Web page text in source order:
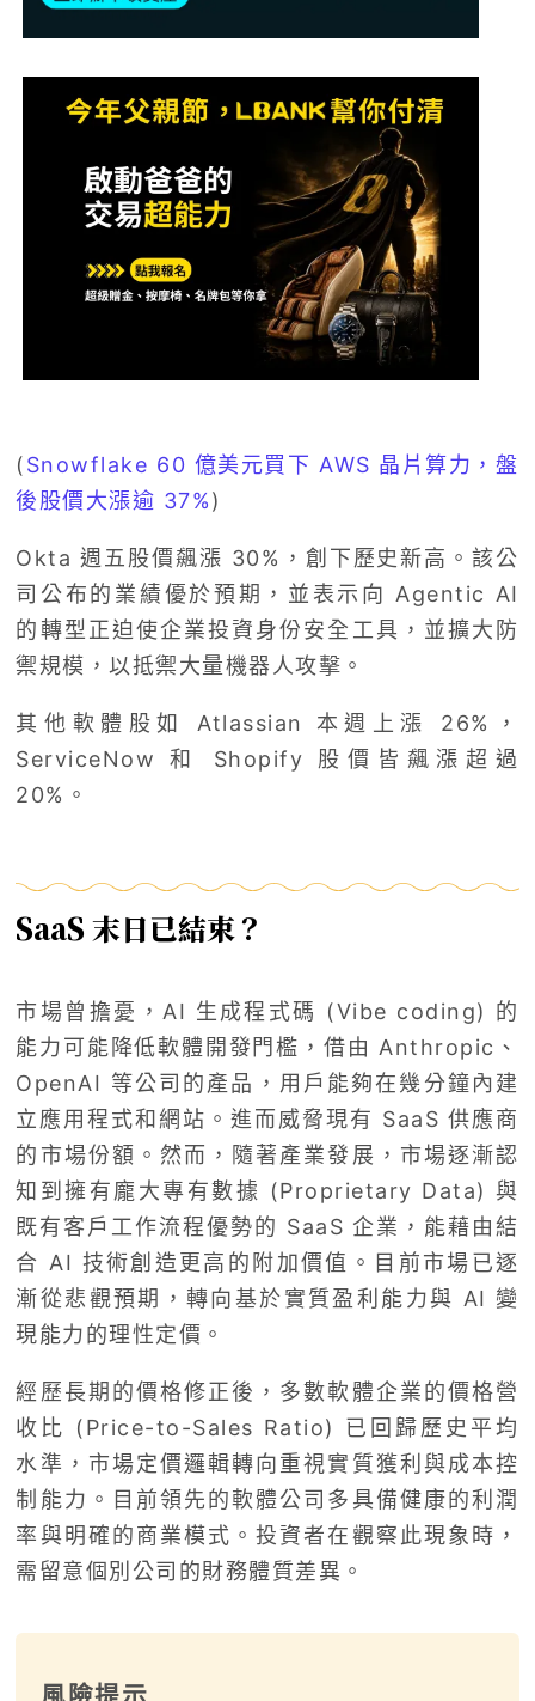
(Snowflake 60 億美元買下 AWS 晶片算力，盤
後股價大漲逾 37%)
Okta 週五股價飆漲 30%，創下歷史新高。該公
司公布的業績優於預期，並表示向 Agentic AI
的轉型正迫使企業投資身份安全工具，並擴大防
禦規模，以抵禦大量機器人攻擊。
其他軟體股如 Atlassian 本週上漲 26%，
ServiceNow 和 Shopify 股價皆飆漲超過
20%。
SaaS 末日已結束？
市場曾擔憂，AI 生成程式碼 (Vibe coding) 的
能力可能降低軟體開發門檻，借由 Anthropic、
OpenAI 等公司的產品，用戶能夠在幾分鐘內建
立應用程式和網站。進而威脅現有 SaaS 供應商
的市場份額。然而，隨著產業發展，市場逐漸認
知到擁有龐大專有數據 (Proprietary Data) 與
既有客戶工作流程優勢的 SaaS 企業，能藉由結
合 AI 技術創造更高的附加價值。目前市場已逐
漸從悲觀預期，轉向基於實質盈利能力與 AI 變
現能力的理性定價。
經歷長期的價格修正後，多數軟體企業的價格營
收比 (Price-to-Sales Ratio) 已回歸歷史平均
水準，市場定價邏輯轉向重視實質獲利與成本控
制能力。目前領先的軟體公司多具備健康的利潤
率與明確的商業模式。投資者在觀察此現象時，
需留意個別公司的財務體質差異。